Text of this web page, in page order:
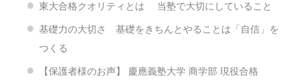
東大合格クオリティとは 当塾で大切にしていること
基礎力の大切さ 基礎をきちんとやることは「自信」を
つくる
【保護者様のお声】 慶應義塾大学 商学部 現役合格